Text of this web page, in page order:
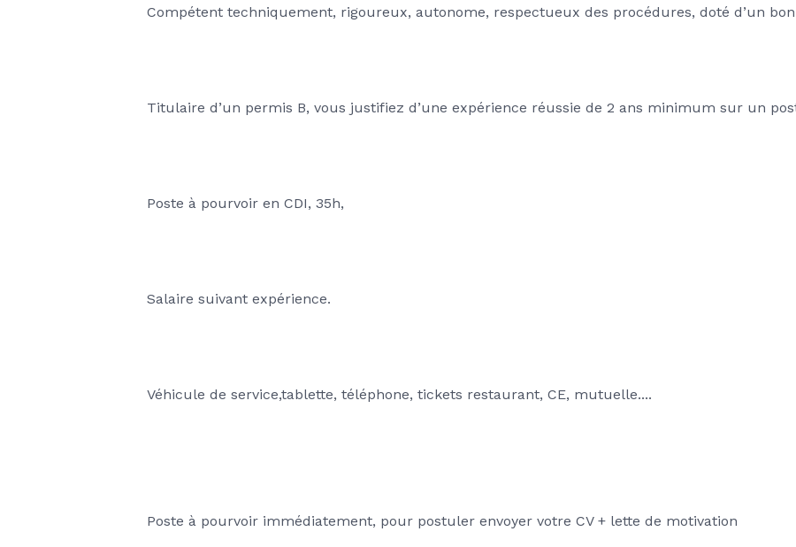
Compétent techniquement, rigoureux, autonome, respectueux des procédures, doté d’un
Titulaire d’un permis B, vous justifiez d’une expérience réussie de 2 ans minimum sur un
Poste à pourvoir en CDI, 35h,
Salaire suivant expérience.
Véhicule de service,tablette, téléphone, tickets restaurant, CE, mutuelle....
Poste à pourvoir immédiatement, pour postuler envoyer votre CV + lette de motivation